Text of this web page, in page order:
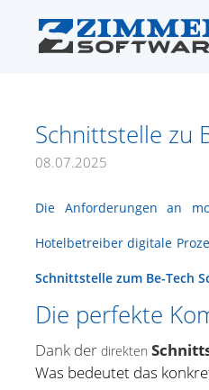
Schnittstelle zu
08.07.2025
Die Anforderungen an
Hotelbetreiber digitale
Schnittstelle zum Be-Tech
Die perfekte
Dank der direkten
Was bedeutet das